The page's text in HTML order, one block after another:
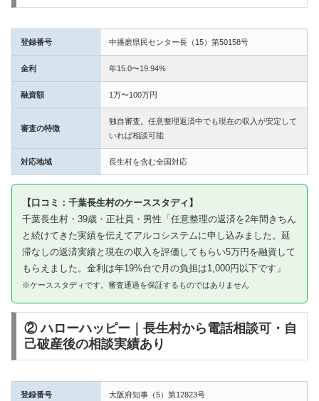
登録番号 中播磨県民センター長（15）第50158号
金利 年15.0〜19.94%
融資額 1万〜100万円
審査の特徴
独自審査。任意整理返済中でも現在の収入が安定して
いれば相談可能
対応地域 長生村を含む全国対応
【口コミ：千葉長生村のケーススタディ】
千葉長生村・39歳・正社員・男性「任意整理の返済を2年間きちん
と続けてきた実績を伝えてアルコシステムに申し込みました。延
滞なしの返済実績と現在の収入を評価してもらい5万円を融資して
もらえました。金利は年19%台で月の負担は1,000円以下です」
※ケーススタディです。審査通過を保証するものではありません
② ハローハッピー｜長生村から電話相談可・自
己破産後の相談実績あり
登録番号 大阪府知事（5）第12823号